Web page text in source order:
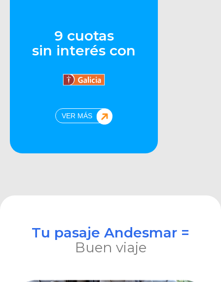
9 cuotas
sin interés con
VER MÁS
Tu pasaje Andesmar =
Buen viaje